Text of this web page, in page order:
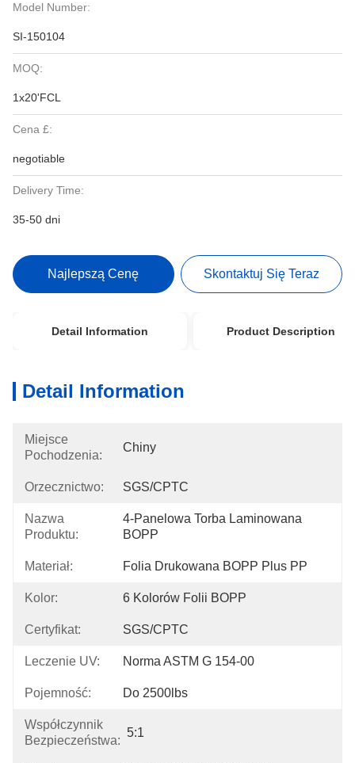
Model Number:
SI-150104
MOQ:
1x20'FCL
Cena £:
negotiable
Delivery Time:
35-50 dni
Najlepszą Cenę Skontaktuj Się Teraz
Detail Information Product Description
Detail Information
Miejsce
Pochodzenia:
Chiny
Orzecznictwo: SGS/CPTC
Nazwa
Produktu:
4-Panelowa Torba Laminowana
BOPP
Materiał: Folia Drukowana BOPP Plus PP
Kolor: 6 Kolorów Folii BOPP
Certyfikat: SGS/CPTC
Leczenie UV: Norma ASTM G 154-00
Pojemność: Do 2500lbs
Współczynnik
Bezpieczeństwa:
5:1